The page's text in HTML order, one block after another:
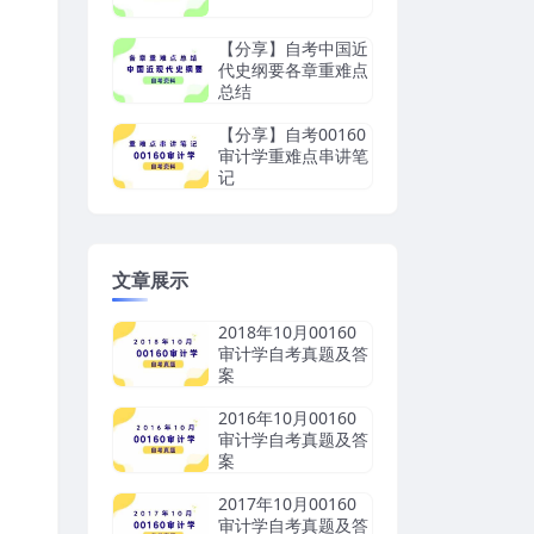
【分享】自考中国近
代史纲要各章重难点
总结
【分享】自考00160
审计学重难点串讲笔
记
文章展示
2018年10月00160
审计学自考真题及答
案
2016年10月00160
审计学自考真题及答
案
2017年10月00160
审计学自考真题及答